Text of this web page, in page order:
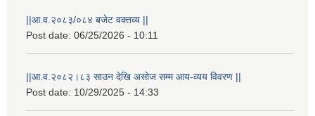
||आ.व.२०८३/०८४ बजेट वक्तव्य ||
Post date: 06/25/2026 - 10:11
||आ.व.२०८२।८३ साउन देखि असोज सम्म आय-व्यय विवरण ||
Post date: 10/29/2025 - 14:33